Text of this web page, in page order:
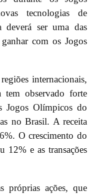
tecnologias de
deverá ser uma das
com os Jogos
internacionais,
observado forte
Jogos Olímpicos do
no Brasil. A receita
O crescimento do
12% e as transações
próprias ações, que